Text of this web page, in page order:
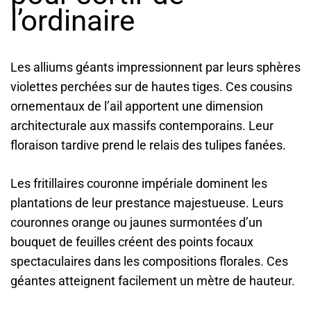
l’ordinaire
Les alliums géants impressionnent par leurs sphères
violettes perchées sur de hautes tiges. Ces cousins
ornementaux de l’ail apportent une dimension
architecturale aux massifs contemporains. Leur
floraison tardive prend le relais des tulipes fanées.
Les fritillaires couronne impériale dominent les
plantations de leur prestance majestueuse. Leurs
couronnes orange ou jaunes surmontées d’un
bouquet de feuilles créent des points focaux
spectaculaires dans les compositions florales. Ces
géantes atteignent facilement un mètre de hauteur.